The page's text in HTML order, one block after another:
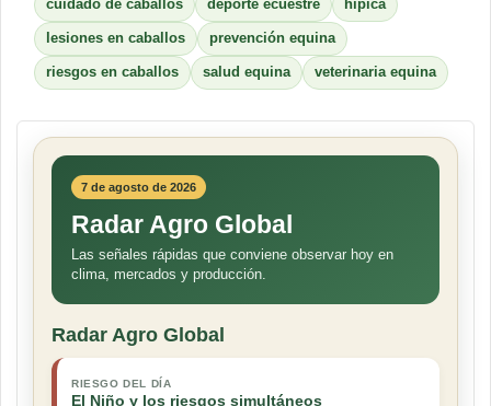
cuidado de caballos deporte ecuestre hípica
lesiones en caballos prevención equina
riesgos en caballos salud equina veterinaria equina
7 de agosto de 2026
Radar Agro Global
Las señales rápidas que conviene observar hoy en
clima, mercados y producción.
Radar Agro Global
RIESGO DEL DÍA
El Niño y los riesgos simultáneos